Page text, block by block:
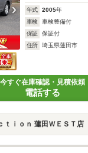
年式 2005年
車検
車検整備付
保証
保証付
住所
埼玉県蓮田市
今すぐ在庫確認・見積依頼
電話する
ｔｉｏｎ 蓮田ＷＥＳＴ店